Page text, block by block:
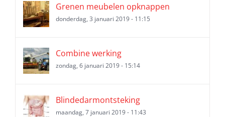
Grenen meubelen opknappen
donderdag, 3 januari 2019 - 11:15
Combine werking
zondag, 6 januari 2019 - 15:14
Blindedarmontsteking
maandag, 7 januari 2019 - 11:43